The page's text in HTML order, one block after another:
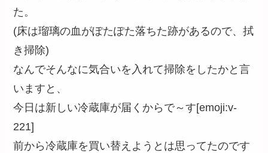
た。
(床は瑠璃の血がぽたぽた落ちた跡があるので、拭
き掃除)
なんでそんなに気合いを入れて掃除をしたかと言
いますと、
今日は新しい冷蔵庫が届くからで～す[emoji:v-
221]
前から冷蔵庫を買い替えようとは思ってたのです